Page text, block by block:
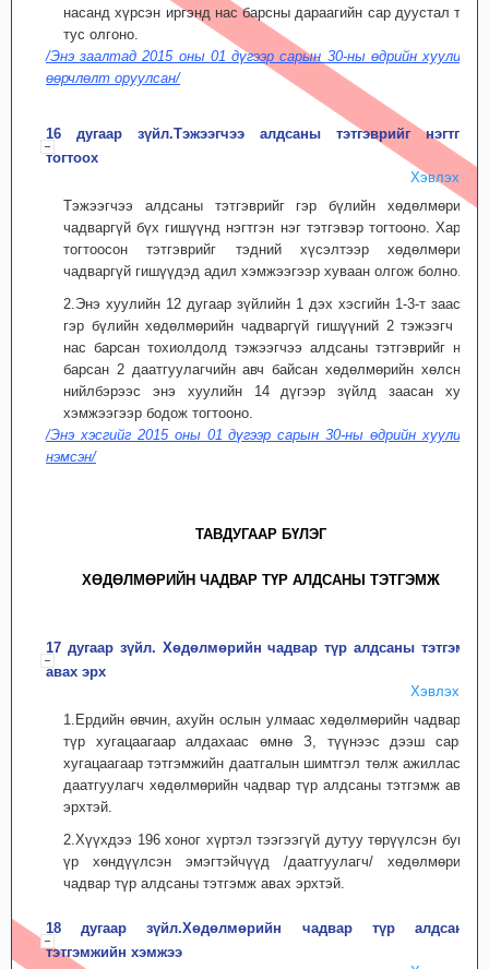
насанд хүрсэн иргэнд нас барсны дараагийн сар дуустал тус
тус олгоно.
/Энэ заалтад 2015 оны 01 дүгээр сарын 30-ны өдрийн хуулиар
өөрчлөлт оруулсан/
16 дугаар зүйл.Тэжээгчээ алдсаны тэтгэврийг нэгтгэн
тогтоох
Хэвлэх
Тэжээгчээ алдсаны тэтгэврийг гэр бүлийн хөдөлмөрийн
чадваргүй бүх гишүүнд нэгтгэн нэг тэтгэвэр тогтооно. Харин
тогтоосон тэтгэврийг тэдний хүсэлтээр хөдөлмөрийн
чадваргүй гишүүдэд адил хэмжээгээр хуваан олгож болно.
2.Энэ хуулийн 12 дугаар зүйлийн 1 дэх хэсгийн 1-3-т заасан
гэр бүлийн хөдөлмөрийн чадваргүй гишүүний 2 тэжээгч нь
нас барсан тохиолдолд тэжээгчээ алдсаны тэтгэврийг нас
барсан 2 даатгуулагчийн авч байсан хөдөлмөрийн хөлсний
нийлбэрээс энэ хуулийн 14 дүгээр зүйлд заасан хувь
хэмжээгээр бодож тогтооно.
/Энэ хэсгийг 2015 оны 01 дүгээр сарын 30-ны өдрийн хуулиар
нэмсэн/
ТАВДУГААР БҮЛЭГ
ХӨДӨЛМӨРИЙН ЧАДВАР ТҮР АЛДСАНЫ ТЭТГЭМЖ
17 дугаар зүйл. Хөдөлмөрийн чадвар түр алдсаны тэтгэмж
авах эрх
Хэвлэх
1.Ердийн өвчин, ахуйн ослын улмаас хөдөлмөрийн чадвараа
түр хугацаагаар алдахаас өмнө З, түүнээс дээш сарын
хугацаагаар тэтгэмжийн даатгалын шимтгэл төлж ажилласан
даатгуулагч хөдөлмөрийн чадвар түр алдсаны тэтгэмж авах
эрхтэй.
2.Хүүхдээ 196 хоног хүртэл тээгээгүй дутуу төрүүлсэн буюу
үр хөндүүлсэн эмэгтэйчүүд /даатгуулагч/ хөдөлмөрийн
чадвар түр алдсаны тэтгэмж авах эрхтэй.
18 дугаар зүйл.Хөдөлмөрийн чадвар түр алдсаны
тэтгэмжийн хэмжээ